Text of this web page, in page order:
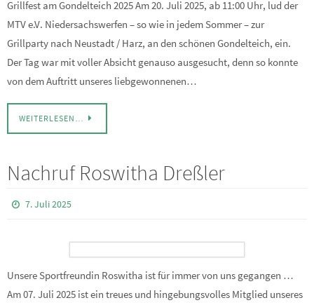
Grillfest am Gondelteich 2025 Am 20. Juli 2025, ab 11:00 Uhr, lud der
MTV e.V. Niedersachswerfen – so wie in jedem Sommer – zur
Grillparty nach Neustadt / Harz, an den schönen Gondelteich, ein.
Der Tag war mit voller Absicht genauso ausgesucht, denn so konnte
von dem Auftritt unseres liebgewonnenen…
WEITERLESEN…
Nachruf Roswitha Dreßler
7. Juli 2025
Unsere Sportfreundin Roswitha ist für immer von uns gegangen …
Am 07. Juli 2025 ist ein treues und hingebungsvolles Mitglied unseres